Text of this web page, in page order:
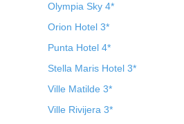
Olympia Sky 4*
Orion Hotel 3*
Punta Hotel 4*
Stella Maris Hotel 3*
Ville Matilde 3*
Ville Rivijera 3*